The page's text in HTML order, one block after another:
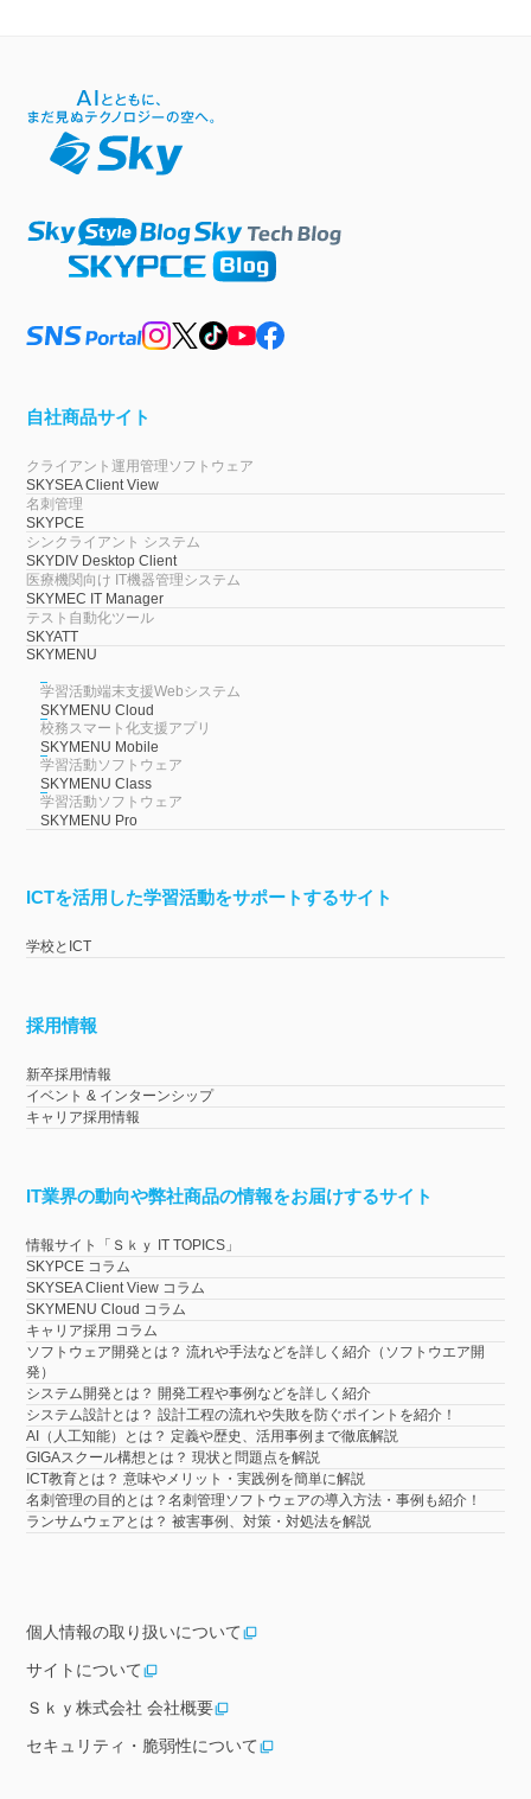
自社商品サイト
クライアント運用管理ソフトウェア
SKYSEA Client View
名刺管理
SKYPCE
シンクライアント システム
SKYDIV Desktop Client
医療機関向け IT機器管理システム
SKYMEC IT Manager
テスト自動化ツール
SKYATT
SKYMENU
学習活動端末支援Webシステム
SKYMENU Cloud
校務スマート化支援アプリ
SKYMENU Mobile
学習活動ソフトウェア
SKYMENU Class
学習活動ソフトウェア
SKYMENU Pro
ICTを活用した学習活動をサポートするサイト
学校とICT
採用情報
新卒採用情報
イベント & インターンシップ
キャリア採用情報
IT業界の動向や弊社商品の情報をお届けするサイト
情報サイト「Ｓｋｙ IT TOPICS」
SKYPCE コラム
SKYSEA Client View コラム
SKYMENU Cloud コラム
キャリア採用 コラム
ソフトウェア開発とは？ 流れや手法などを詳しく紹介（ソフトウエア開
発）
システム開発とは？ 開発工程や事例などを詳しく紹介
システム設計とは？ 設計工程の流れや失敗を防ぐポイントを紹介！
AI（人工知能）とは？ 定義や歴史、活用事例まで徹底解説
GIGAスクール構想とは？ 現状と問題点を解説
ICT教育とは？ 意味やメリット・実践例を簡単に解説
名刺管理の目的とは？名刺管理ソフトウェアの導入方法・事例も紹介！
ランサムウェアとは？ 被害事例、対策・対処法を解説
個人情報の取り扱いについて
サイトについて
Ｓｋｙ株式会社 会社概要
セキュリティ・脆弱性について